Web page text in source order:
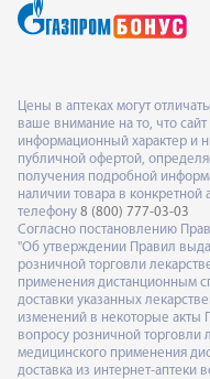
Цены в аптеках могут
ваше внимание на то, что сайт
информационный характер и
публичной офертой,
получения подробной
наличии товара в конкретной
телефону 8 (800) 777-03-03
Согласно постановлению
"Об утверждении Правил
розничной торговли
применения дистанционным
доставки указанных
изменений в некоторые акты
вопросу розничной торговли
медицинского применения
доставка из интернет-